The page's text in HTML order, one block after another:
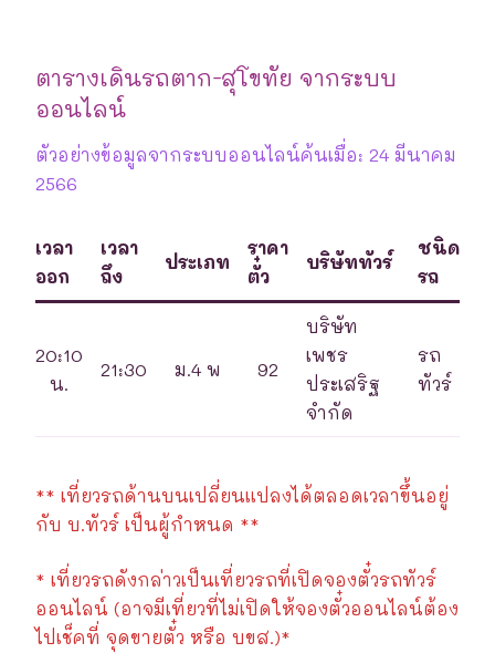
ตารางเดินรถตาก-สุโขทัย จากระบบ
ออนไลน์
ตัวอย่างข้อมูลจากระบบออนไลน์ค้นเมื่อ: 24 มีนาคม
2566
เวลา
ออก
เวลา
ถึง
ประเภท
ราคา
ตั๋ว
บริษัททัวร์
ชนิด
รถ
20:10
น.
21:30 ม.4 พ 92
บริษัท
เพชร
ประเสริฐ
จำกัด
รถ
ทัวร์
** เที่ยวรถด้านบนเปลี่ยนแปลงได้ตลอดเวลาขึ้นอยู่
กับ บ.ทัวร์ เป็นผู้กำหนด **
* เที่ยวรถดังกล่าวเป็นเที่ยวรถที่เปิดจองตั๋วรถทัวร์
ออนไลน์ (อาจมีเที่ยวที่ไม่เปิดให้จองตั๋วออนไลน์ต้อง
ไปเช็คที่ จุดขายตั๋ว หรือ บขส.)*